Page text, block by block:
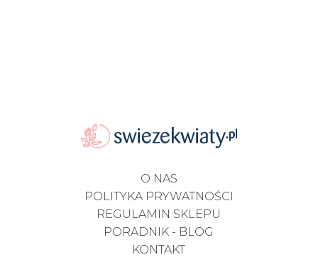
O NAS
POLITYKA PRYWATNOŚCI
REGULAMIN SKLEPU
PORADNIK - BLOG
KONTAKT